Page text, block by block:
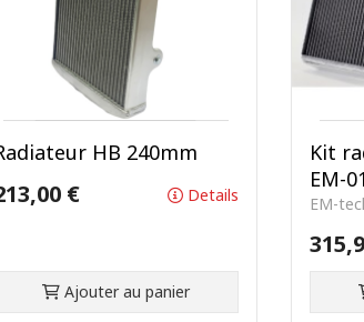
HB 240mm
€ Details
Ajouter au panier
Kit
EM-
EM-